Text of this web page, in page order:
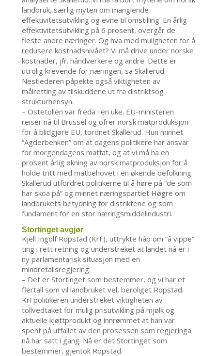
landbruk, særlig myten om manglende
effektivitetsutvikling og evne til omstilling. En årlig
effektivitetsutvikling på 6 prosent, overgår de
fleste andre næringer. Og hva med muligheten for å
redusere kostnadsnivået? Vi må drive under norske
kostnader, jfr. håndverkere og andre. Dette er
utrolig krevende for næringen, sa Skallerud.
Nestlederen påpekte også viktigheten av
målretting av tilskuddene ut fra distriktsog
strukturhensyn.
– Ostetollen var freda i en uke. EU-ministeren
reiser nå til Brussel og ofrer norsk matproduksjon
for å blidgjøre EU, tordnet Skallerud. Hun minnet
“Agderbenken” om at dagens politikere har ansvar
for morgendagens matfat, og at vi må ha en
prosent årlig økning av norsk matproduksjon for å
holde tritt med matbehovet i en økende befolkning.
Skallerud utfordret politikerne til å høre på “de som
har skoa på” og minnet næringspartiet Høgre om
landbrukets betydning for distriktene og som
fundament for en stor næringsmiddelindustri.
Stortinget avgjør
Kjell Ingolf Ropstad (KrF), uttrykte håp om “å vippe”
ting i rett retning og understreket at landet nå er i
ny parlamentarisk situasjon med en
mindretallsregjering.
– Det er Stortinget som bestemmer, og vi har et
flertall som vil landbruket vel, beroliget Ropstad.
KrFpolitikeren understreket viktigheten av
tollvedtaket for mulig prisutvikling på mjølk og
aktuelle kjøttprodukt og innrømmet at han var
spent på utfallet av den prosessen som regjeringa
nå har satt i gang. Nå er det Stortinget som
bestemmer, gjentok Ropstad.